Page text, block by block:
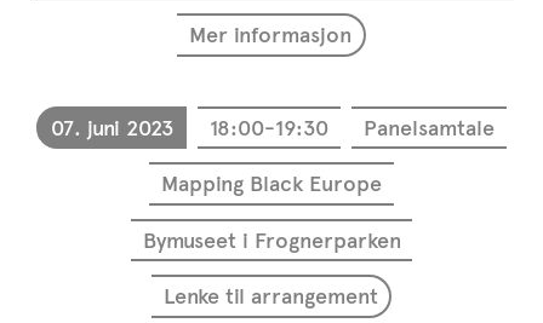
Mer informasjon
07. juni 2023 18:00-19:30 Panelsamtale
Mapping Black Europe
Bymuseet i Frognerparken
Lenke til arrangement